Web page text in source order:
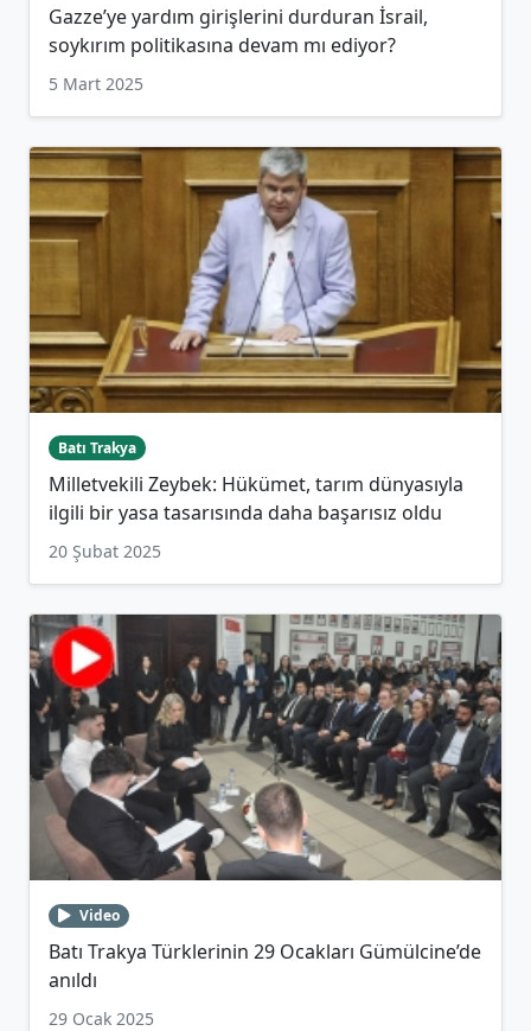
Gazze’ye yardım girişlerini durduran İsrail,
soykırım politikasına devam mı ediyor?
5 Mart 2025
Batı Trakya
Milletvekili Zeybek: Hükümet, tarım dünyasıyla
ilgili bir yasa tasarısında daha başarısız oldu
20 Şubat 2025
Video
Batı Trakya Türklerinin 29 Ocakları Gümülcine’de
anıldı
29 Ocak 2025